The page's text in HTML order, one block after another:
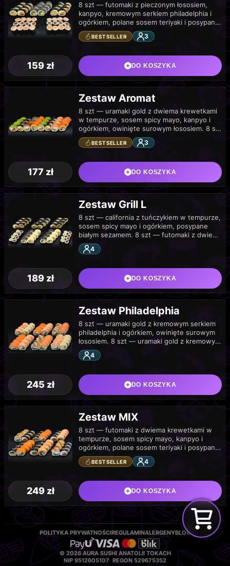
8 szt — futomaki z pieczonym łososiem,
kanpyo, kremowym serkiem philadelphia i
ogórkiem, polane sosem teriyaki i posypane
białym sezamem. 8 szt — california z
dwiema…
BESTSELLER 3
159 zł DO KOSZYKA
Zestaw Aromat
8 szt — uramaki gold z dwiema krewetkami
w tempurze, sosem spicy mayo, kanpyo i
ogórkiem, owinięte surowym łososiem. 8 szt
— futomaki z kanpyo, ogórkiem,…
BESTSELLER 3
177 zł DO KOSZYKA
Zestaw Grill L
8 szt — california z tuńczykiem w tempurze,
sosem spicy mayo i ogórkiem, posypane
białym sezamem. 8 szt — futomaki z dwiema
krewetkami w tempurze, sosem…
4
189 zł DO KOSZYKA
Zestaw Philadelphia
8 szt — uramaki gold z kremowym serkiem
philadelphia i ogórkiem, owinięte surowym
łososiem. 8 szt — uramaki gold z kremowym
serkiem philadelphia i ogórkiem, owinięte…
4
245 zł DO KOSZYKA
Zestaw MIX
8 szt — futomaki z dwiema krewetkami w
tempurze, sosem spicy mayo, kanpyo i
ogórkiem, polane sosem teriyaki i posypane
białym sezamem. 8 szt — uramaki…
BESTSELLER 4
249 zł DO KOSZYKA
POLITYKA PRYWATNOŚCIREGULAMINALERGENYBLOG
© 2026 AURA SUSHI ANATOLII TOKACH
NIP 9512605107 REGON 529675352